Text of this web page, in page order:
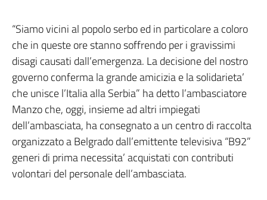
“Siamo vicini al popolo serbo ed in particolare a coloro
che in queste ore stanno soffrendo per i gravissimi
disagi causati dall’emergenza. La decisione del nostro
governo conferma la grande amicizia e la solidarieta’
che unisce l’Italia alla Serbia” ha detto l’ambasciatore
Manzo che, oggi, insieme ad altri impiegati
dell’ambasciata, ha consegnato a un centro di raccolta
organizzato a Belgrado dall’emittente televisiva “B92”
generi di prima necessita’ acquistati con contributi
volontari del personale dell’ambasciata.